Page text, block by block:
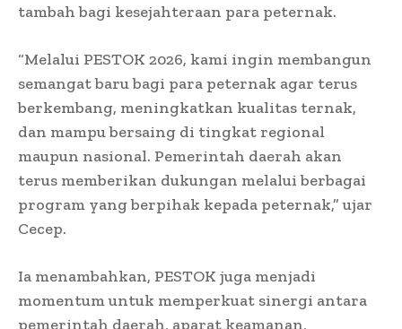
tambah bagi kesejahteraan para peternak.
“Melalui PESTOK 2026, kami ingin membangun
semangat baru bagi para peternak agar terus
berkembang, meningkatkan kualitas ternak,
dan mampu bersaing di tingkat regional
maupun nasional. Pemerintah daerah akan
terus memberikan dukungan melalui berbagai
program yang berpihak kepada peternak,” ujar
Cecep.
Ia menambahkan, PESTOK juga menjadi
momentum untuk memperkuat sinergi antara
pemerintah daerah, aparat keamanan,